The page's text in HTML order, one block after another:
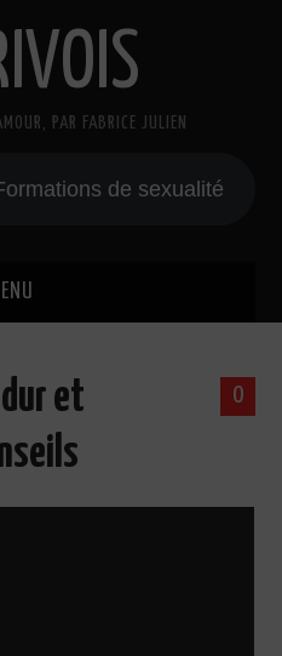
PAR FABRICE JULIEN
de sexualité
0
et